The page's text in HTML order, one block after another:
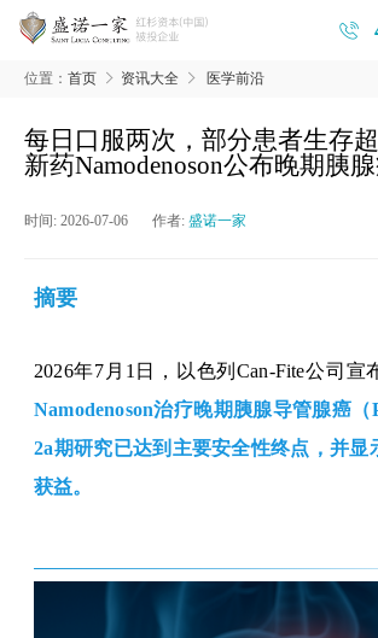
位置： 首页 资讯大全 医学前沿
每日口服两次，部分患者生存超
新药Namodenoson公布晚期胰
时间: 2026-07-06 作者: 盛诺一家
摘要
2026年7月1日 ， 以色列 Can-Fite公司 宣
Namodenoson治疗晚期胰腺导管腺癌 （
2a期研究已达到主要安全性终点，并显
获益。